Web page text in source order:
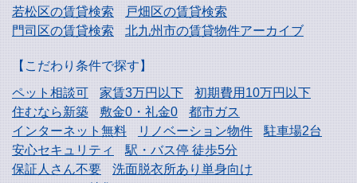
若松区の賃貸検索
戸畑区の賃貸検索
門司区の賃貸検索
北九州市の賃貸物件アーカイブ
【こだわり条件で探す】
ペット相談可
家賃3万円以下
初期費用10万円以下
住むなら新築
敷金0・礼金0
都市ガス
インターネット無料
リノベーション物件
駐車場2台
安心セキュリティ
駅・バス停 徒歩5分
保証人さん不要
洗面脱衣所あり単身向け